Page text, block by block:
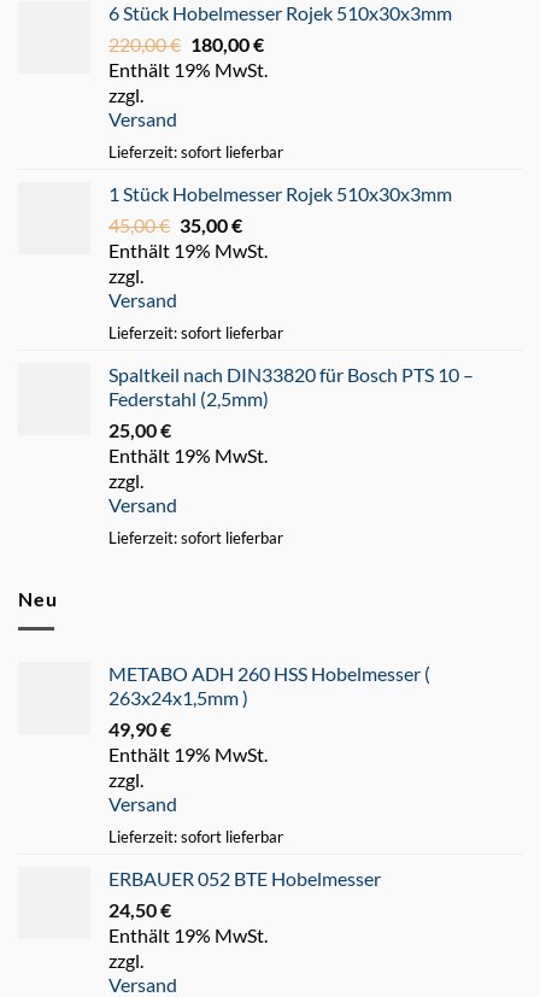
6 Stück Hobelmesser Rojek 510x30x3mm
220,00€ Ursprünglicher
Preis
180,00€Aktueller
Preis
Enthält 19% MwSt.
zzgl.
Versand
Lieferzeit: sofort lieferbar
1 Stück Hobelmesser Rojek 510x30x3mm
45,00€ Ursprünglicher
Preis
35,00€Aktueller
Preis
Enthält 19% MwSt.
zzgl.
Versand
Lieferzeit: sofort lieferbar
Spaltkeil nach DIN33820 für Bosch PTS 10 –
Federstahl (2,5mm)
25,00€
Enthält 19% MwSt.
zzgl.
Versand
Lieferzeit: sofort lieferbar
Neu
METABO ADH 260 HSS Hobelmesser (
263x24x1,5mm )
49,90€
Enthält 19% MwSt.
zzgl.
Versand
Lieferzeit: sofort lieferbar
ERBAUER 052 BTE Hobelmesser
24,50€
Enthält 19% MwSt.
zzgl.
Versand